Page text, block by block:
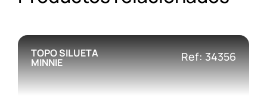
TOPO SILUETA
MINNIE Ref: 34356